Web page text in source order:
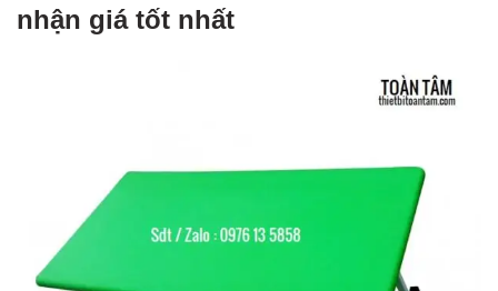
nhận giá tốt nhất